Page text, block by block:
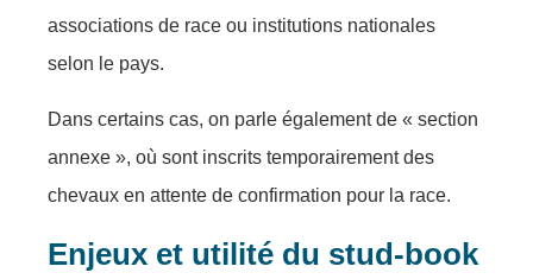
associations de race ou institutions nationales
selon le pays.
Dans certains cas, on parle également de « section
annexe », où sont inscrits temporairement des
chevaux en attente de confirmation pour la race.
Enjeux et utilité du stud-book